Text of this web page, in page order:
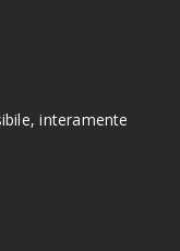
interamente